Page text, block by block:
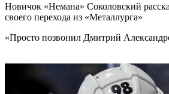
Новичок «Немана» Соколовский
своего перехода из «Металлурга»
«Просто позвонил Дмитрий